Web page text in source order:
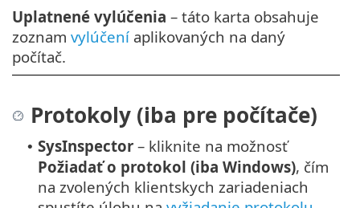
Uplatnené vylúčenia – táto karta obsahuje
zoznam vylúčení aplikovaných na daný
počítač.
Protokoly (iba pre počítače)
• SysInspector – kliknite na možnosť
Požiadať o protokol (iba Windows), čím
na zvolených klientskych zariadeniach